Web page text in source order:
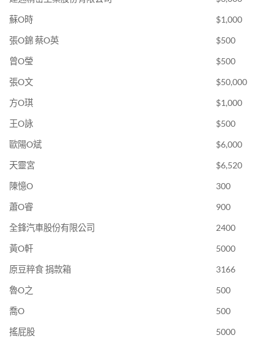
蘇O時
$1,000
張O錦 蔡O英
$500
曾O瑩
$500
張O文
$50,000
方O琪
$1,000
王O詠
$500
歐陽O斌
$6,000
天靈宮
$6,520
陳憶O
300
蕭O睿
900
全鋒汽車股份有限公司
2400
黃O軒
5000
原豆粹食 捐款箱
3166
魯O之
500
喬O
500
搖屁股
5000